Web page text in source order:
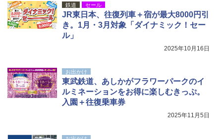
￥-
￥1,180
鉄道 セール
JR東日本、往復列車＋宿が最大8000円引
き。1月・3月対象「ダイナミック！セー
ル」
2025年10月16日
お出かけ
東武鉄道、あしかがフラワーパークのイ
ルミネーションをお得に楽しむきっぷ。
入園＋往復乗車券
2025年11月5日